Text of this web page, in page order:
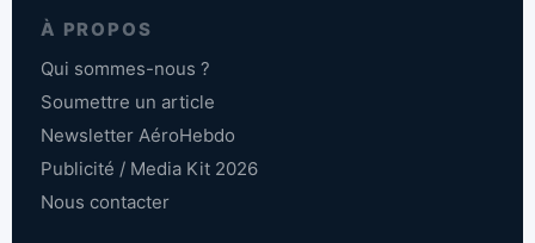
À PROPOS
Qui sommes-nous ?
Soumettre un article
Newsletter AéroHebdo
Publicité / Media Kit 2026
Nous contacter